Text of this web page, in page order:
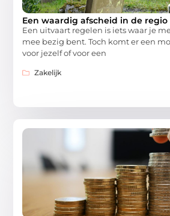
Een waardig afscheid in de regio
Een uitvaart regelen is iets waar je
mee bezig bent. Toch komt er een
voor jezelf of voor een
Zakelijk